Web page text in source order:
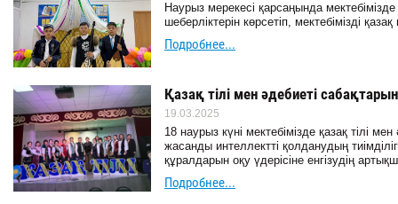
Наурыз мерекесі қарсаңында
шеберліктерін көрсетіп, мектебімізді
Подробнее...
Қазақ тілі мен әдебиеті
19.03.2025
18 наурыз күні мектебімізде қазақ тілі
жасанды интеллектті қолданудың
құралдарын оқу үдерісіне енгізудің
Подробнее...